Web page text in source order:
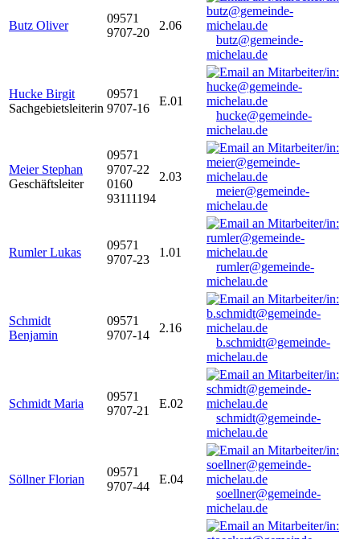
Butz Oliver
09571
9707-20
2.06
butz@gemeinde-
michelau.de
Hucke Birgit
Sachgebietsleiterin
09571
9707-16
E.01
hucke@gemeinde-
michelau.de
Meier Stephan
Geschäftsleiter
09571
9707-22
0160
93111194
2.03
meier@gemeinde-
michelau.de
Rumler Lukas
09571
9707-23
1.01
rumler@gemeinde-
michelau.de
Schmidt
Benjamin
09571
9707-14
2.16
b.schmidt@gemeinde-
michelau.de
Schmidt Maria
09571
9707-21
E.02
schmidt@gemeinde-
michelau.de
Söllner Florian
09571
9707-44
E.04
soellner@gemeinde-
michelau.de